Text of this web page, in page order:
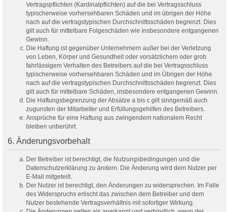
Vertragspflichten (Kardinalpflichten) auf die bei Vertragsschluss
typischerweise vorhersehbaren Schäden und im übrigen der Höhe
nach auf die vertragstypischen Durchschnittsschäden begrenzt. Dies
gilt auch für mittelbare Folgeschäden wie insbesondere entgangenen
Gewinn.
Die Haftung ist gegenüber Unternehmern außer bei der Verletzung
von Leben, Körper und Gesundheit oder vorsätzlichem oder grob
fahrlässigem Verhalten des Betreibers auf die bei Vertragsschluss
typischerweise vorhersehbaren Schäden und im Übrigen der Höhe
nach auf die vertragstypischen Durchschnittsschäden begrenzt. Dies
gilt auch für mittelbare Schäden, insbesondere entgangenen Gewinn.
Die Haftungsbegrenzung der Absätze a bis c gilt sinngemäß auch
zugunsten der Mitarbeiter und Erfüllungsgehilfen des Betreibers.
Ansprüche für eine Haftung aus zwingendem nationalem Recht
bleiben unberührt.
6. Änderungsvorbehalt
Der Betreiber ist berechtigt, die Nutzungsbedingungen und die
Datenschutzerklärung zu ändern. Die Änderung wird dem Nutzer per
E-Mail mitgeteilt.
Der Nutzer ist berechtigt, den Änderungen zu widersprechen. Im Falle
des Widerspruchs erlischt das zwischen dem Betreiber und dem
Nutzer bestehende Vertragsverhältnis mit sofortiger Wirkung.